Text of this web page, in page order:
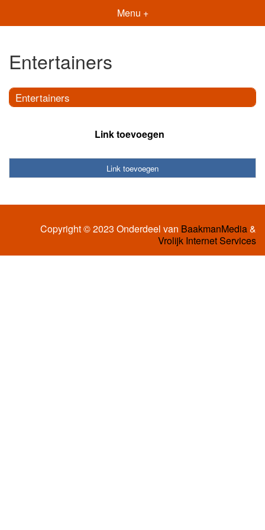
Menu +
Entertainers
Entertainers
Link toevoegen
Link toevoegen
Copyright © 2023 Onderdeel van BaakmanMedia&
Vrolijk Internet Services